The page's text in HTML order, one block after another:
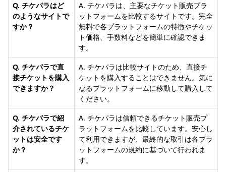
Q. チケパラはど
のようなサイトで
すか？
A. チケパラは、主要なチケット販売プラ
ットフォームを比較するサイトです。完全
無料で各プラットフォームの特徴やチケッ
ト価格、手数料などを簡単に確認できま
す。
Q. チケパラで直
接チケットを購入
できますか？
A. チケパラは比較サイトのため、直接チ
ケットを購入することはできません。気に
なるプラットフォームに移動して購入して
ください。
Q. チケパラで紹
介されているチケ
ットは安全です
か？
A. チケパラは信頼できるチケット販売プ
ラットフォームを比較しています。安心し
て利用できますが、最終的な取引は各プラ
ットフォームの規約に基づいて行われま
す。